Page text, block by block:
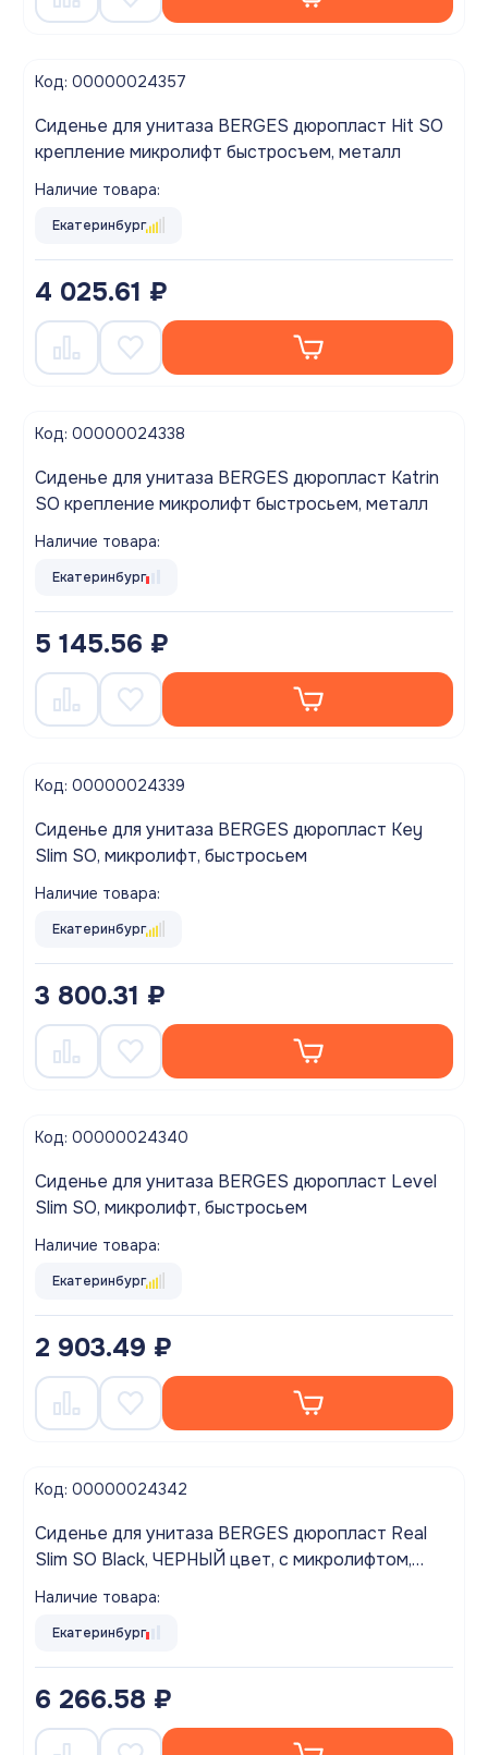
Код: 00000024357
Сиденье для унитаза BERGES дюропласт Hit SO
крепление микролифт быстросъем, металл
Наличие товара:
Екатеринбург
4 025.61 ₽
Код: 00000024338
Сиденье для унитаза BERGES дюропласт Katrin
SO крепление микролифт быстросьем, металл
Наличие товара:
Екатеринбург
5 145.56 ₽
Код: 00000024339
Сиденье для унитаза BERGES дюропласт Key
Slim SO, микролифт, быстросьем
Наличие товара:
Екатеринбург
3 800.31 ₽
Код: 00000024340
Сиденье для унитаза BERGES дюропласт Level
Slim SO, микролифт, быстросьем
Наличие товара:
Екатеринбург
2 903.49 ₽
Код: 00000024342
Сиденье для унитаза BERGES дюропласт Real
Slim SO Black, ЧЕРНЫЙ цвет, с микролифтом,
быстросъем, металл
Наличие товара:
Екатеринбург
6 266.58 ₽